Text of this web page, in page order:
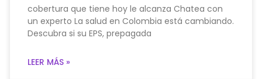
cobertura que tiene hoy le alcanza Chatea con
un experto La salud en Colombia está cambiando.
Descubra si su EPS, prepagada
LEER MÁS »